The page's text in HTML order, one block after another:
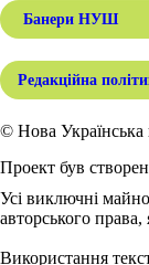
Банери НУШ
Редакційна
© Нова Українська
Проект був
Усі виключні
авторського права,
Використання